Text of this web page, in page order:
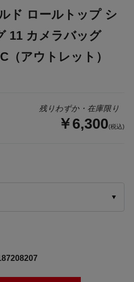
ド ロールトップ シ
11 カメラバッグ
（アウトレット）
残りわずか・在庫限り
￥6,300(税込)